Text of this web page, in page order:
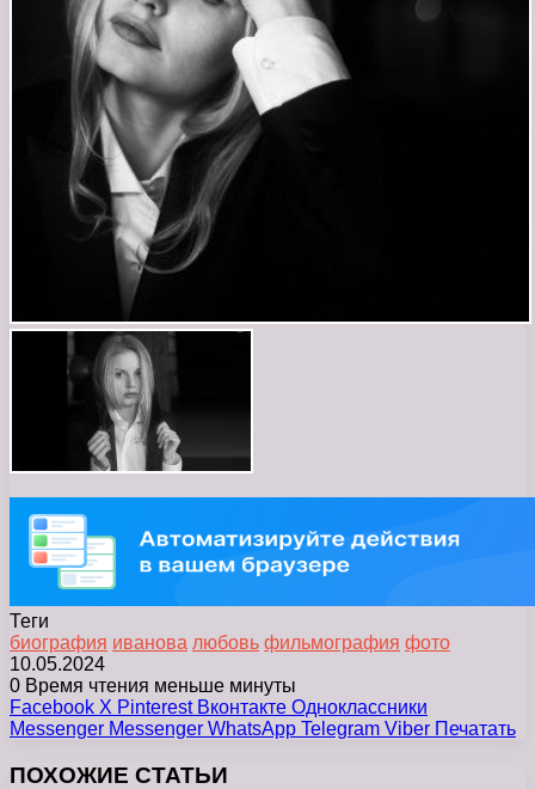
Теги
биография иванова любовь фильмография фото
10.05.2024
0 Время чтения меньше минуты
Facebook X Pinterest Вконтакте Одноклассники
Messenger Messenger WhatsApp Telegram Viber Печатать
ПОХОЖИЕ СТАТЬИ